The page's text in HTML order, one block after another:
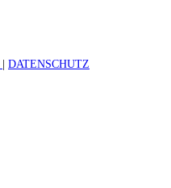
DATENSCHUTZ